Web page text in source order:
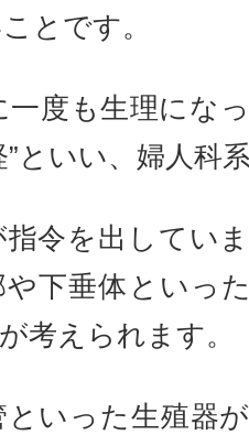
とです。
一度も生理にな
”といい、婦人科
令を出してい
下垂体といっ
考えられます。
といった生殖器